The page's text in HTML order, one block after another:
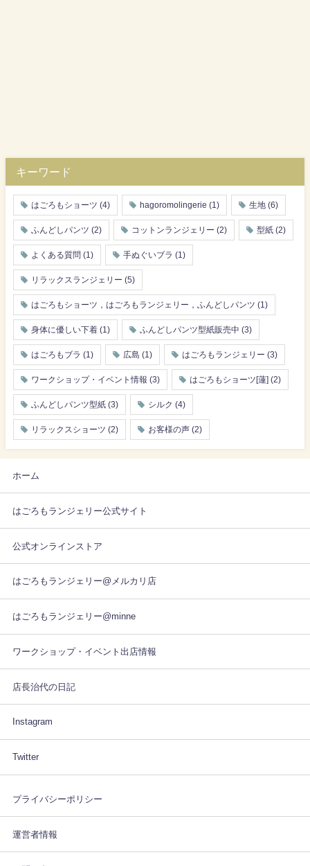
キーワード
はごろもショーツ (4) hagoromolingerie (1) 生地 (6)
ふんどしパンツ (2) コットンランジェリー (2) 型紙 (2)
よくある質問 (1) 手ぬぐいブラ (1)
リラックスランジェリー (5)
はごろもショーツ，はごろもランジェリー，ふんどしパンツ (1)
身体に優しい下着 (1) ふんどしパンツ型紙販売中 (3)
はごろもブラ (1) 広島 (1) はごろもランジェリー (3)
ワークショップ・イベント情報 (3) はごろもショーツ[蓮] (2)
ふんどしパンツ型紙 (3) シルク (4)
リラックスショーツ (2) お客様の声 (2)
ホーム
はごろもランジェリー公式サイト
公式オンラインストア
はごろもランジェリー@メルカリ店
はごろもランジェリー@minne
ワークショップ・イベント出店情報
店長治代の日記
Instagram
Twitter
プライバシーポリシー
運営者情報